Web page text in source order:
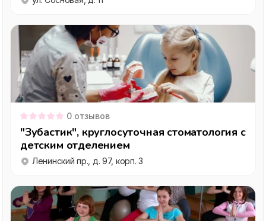
0 отзывов
"Зубастик", круглосуточная стоматология с
детским отделением
Ленинский пр., д. 97, корп. 3